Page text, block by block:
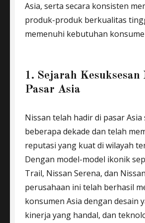
Asia, serta secara konsisten
produk-produk berkualitas
memenuhi kebutuhan
1. Sejarah Kesuksesan
Pasar Asia
Nissan telah hadir di pasar Asia
beberapa dekade dan telah
reputasi yang kuat di wilayah
Dengan model-model ikonik
Trail, Nissan Serena, dan
perusahaan ini telah berhasil
konsumen Asia dengan desain
kinerja yang handal, dan